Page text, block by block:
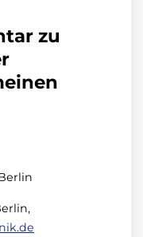
zu